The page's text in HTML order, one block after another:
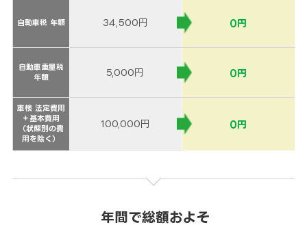
自動車税 年額 34,500円
自動車重量税
年額
5,000円
車検 法定費用
＋基本費用
（状態別の費
用を除く）
100,000円
自動車税 年額 0円
自動車重量税
年額
0円
車検 法定費用
＋基本費用
（状態別の費
用を除く）
0円
年間で総額およそ